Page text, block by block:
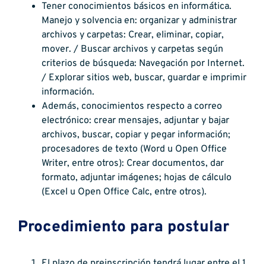
Tener conocimientos básicos en informática.
Manejo y solvencia en: organizar y administrar
archivos y carpetas: Crear, eliminar, copiar,
mover. / Buscar archivos y carpetas según
criterios de búsqueda: Navegación por Internet.
/ Explorar sitios web, buscar, guardar e imprimir
información.
Además, conocimientos respecto a correo
electrónico: crear mensajes, adjuntar y bajar
archivos, buscar, copiar y pegar información;
procesadores de texto (Word u Open Office
Writer, entre otros): Crear documentos, dar
formato, adjuntar imágenes; hojas de cálculo
(Excel u Open Office Calc, entre otros).
Procedimiento para postular